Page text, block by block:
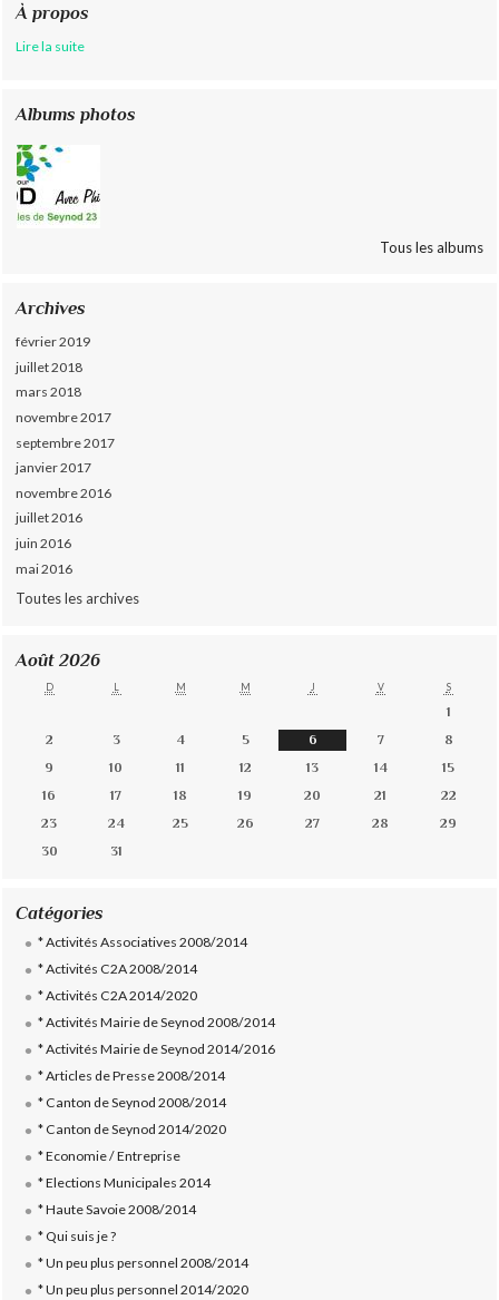
À propos
Lire la suite
Albums photos
Tous les albums
Archives
février 2019
juillet 2018
mars 2018
novembre 2017
septembre 2017
janvier 2017
novembre 2016
juillet 2016
juin 2016
mai 2016
Toutes les archives
Août 2026
D L M M J V S
1
2
3 4 5 6 7
8
9
10 11 12 13 14
15
16
17 18 19 20 21
22
23
24 25 26 27 28
29
30
31
Catégories
* Activités Associatives 2008/2014
* Activités C2A 2008/2014
* Activités C2A 2014/2020
* Activités Mairie de Seynod 2008/2014
* Activités Mairie de Seynod 2014/2016
* Articles de Presse 2008/2014
* Canton de Seynod 2008/2014
* Canton de Seynod 2014/2020
* Economie / Entreprise
* Elections Municipales 2014
* Haute Savoie 2008/2014
* Qui suis je ?
* Un peu plus personnel 2008/2014
* Un peu plus personnel 2014/2020